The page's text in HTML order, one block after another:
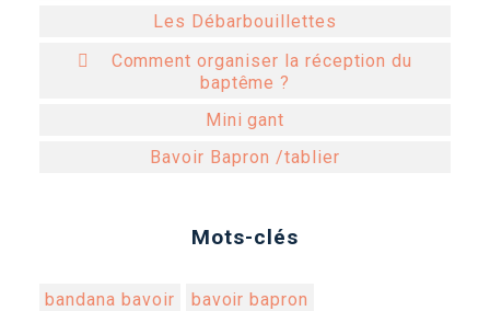
Les Débarbouillettes
 Comment organiser la réception du
baptême ?
Mini gant
Bavoir Bapron /tablier
Mots-clés
bandana bavoir
bavoir bapron